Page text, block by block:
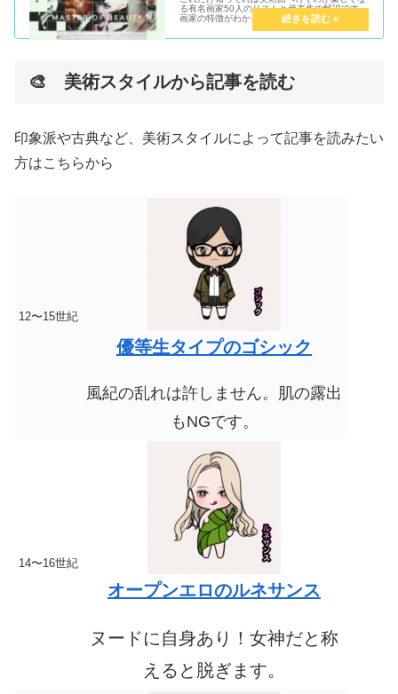
る有名画家50人のリストと代表作の解説です。
画家の特徴がわかる一言ガイドと代表作の解説
付き。よめばあなたも美術通です。
🎨 美術スタイルから記事を読む
印象派や古典など、美術スタイルによって記事を読みたい
方はこちらから
12〜15世紀
優等生タイプのゴシック
風紀の乱れは許しません。 肌の露出
もNGです。
14〜16世紀
オープンエロのルネサンス
ヌードに自身あり！ 女神だと称
えると脱ぎます。